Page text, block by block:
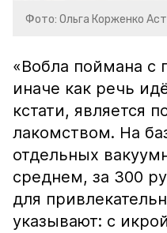
Фото: Ольга Корженко
«Вобла поймана
иначе как речь
кстати, является
лакомством. На
отдельных
среднем, за 300
для
указывают: с